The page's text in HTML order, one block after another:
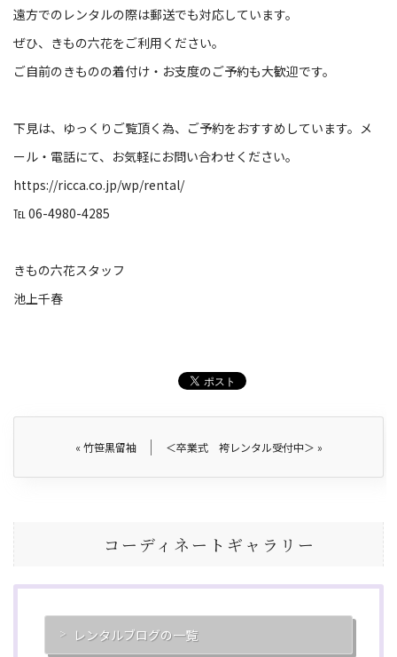
遠方でのレンタルの際は郵送でも対応しています。
ぜひ、きもの六花をご利用ください。
ご自前のきものの着付け・お支度のご予約も大歓迎です。
下見は、ゆっくりご覧頂く為、ご予約をおすすめしています。メ
ール・電話にて、お気軽にお問い合わせください。
https://ricca.co.jp/wp/rental/
℡ 06-4980-4285
きもの六花スタッフ
池上千春
« 竹笹黒留袖 ＜卒業式 袴レンタル受付中＞ »
コーディネートギャラリー
レンタルブログの一覧